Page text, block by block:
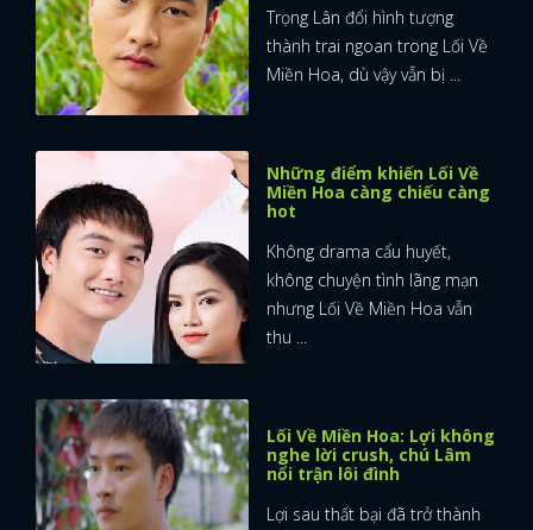
Trọng Lân đổi hình tượng
thành trai ngoan trong Lối Về
Miền Hoa, dù vậy vẫn bị ...
Những điểm khiến Lối Về
Miền Hoa càng chiếu càng
hot
Không drama cẩu huyết,
không chuyện tình lãng mạn
nhưng Lối Về Miền Hoa vẫn
thu ...
Lối Về Miền Hoa: Lợi không
nghe lời crush, chú Lâm
nổi trận lôi đình
Lợi sau thất bại đã trở thành